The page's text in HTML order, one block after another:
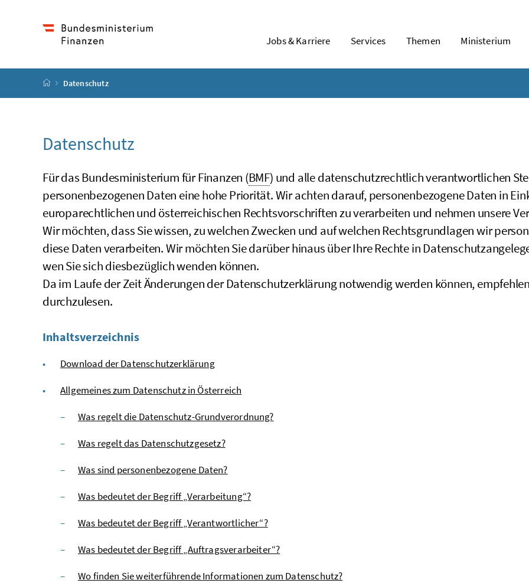
Jobs & Karriere Services Themen Ministerium
Startseite
Datenschutz
Datenschutz
Für das Bundesministerium für Finanzen (BMF) und alle datenschutzrechtlich verantwortlichen
personenbezogenen Daten eine hohe Priorität. Wir achten darauf, personenbezogene Daten in
europarechtlichen und österreichischen Rechtsvorschriften zu verarbeiten und nehmen unsere
Wir möchten, dass Sie wissen, zu welchen Zwecken und auf welchen Rechtsgrundlagen wir
diese Daten verarbeiten. Wir möchten Sie darüber hinaus über Ihre Rechte in
wen Sie sich diesbezüglich wenden können.
Da im Laufe der Zeit Änderungen der Datenschutzerklärung notwendig werden können,
durchzulesen.
Inhaltsverzeichnis
Download der Datenschutzerklärung
Allgemeines zum Datenschutz in Österreich
Was regelt die Datenschutz-Grundverordnung?
Was regelt das Datenschutzgesetz?
Was sind personenbezogene Daten?
Was bedeutet der Begriff „Verarbeitung“?
Was bedeutet der Begriff „Verantwortlicher“?
Was bedeutet der Begriff „Auftragsverarbeiter“?
Wo finden Sie weiterführende Informationen zum Datenschutz?